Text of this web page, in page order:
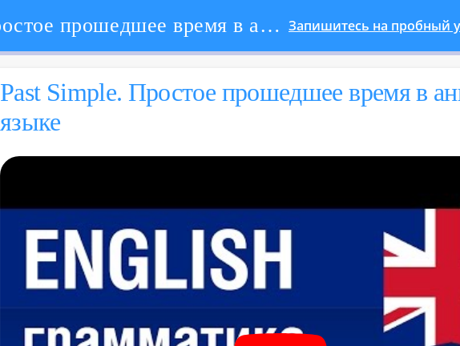
Past Simple. Простое прошедшее время в английском языке Запишитесь на пробный
Past Simple. Про­стое про­шед­шее время в
языке